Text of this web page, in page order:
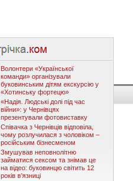
Волонтери «Української
команди» організували
буковинським дітям екскурсію у
«Хотинську фортецю»
«Надія. Людські долі під час
війни»: у Чернівцях
презентували фотовиставку
Співачка з Чернівців відповіла,
чому розлучилася з чоловіком –
російським бізнесменом
Змушував неповнолітню
займатися сексом та знімав це
на відео: буковинцю світить 12
років в’язниці